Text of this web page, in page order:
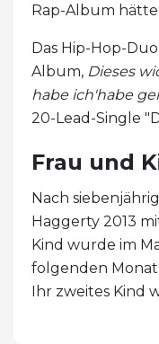
Rap-Album
Das Hip-Hop-
Album, Dieses
habe ich'habe
20-Lead-Single
Frau und
Nach
Haggerty 2013
Kind wurde im
folgenden Monat
Ihr zweites Kind